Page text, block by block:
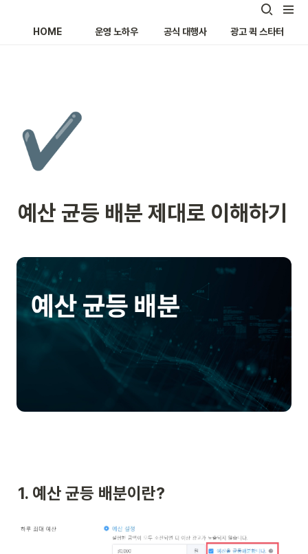
HOME 운영 노하우 공식 대행사 광고 퀵 스타터
✔️
예산 균등 배분 제대로 이해하기
1. 예산 균등 배분이란?